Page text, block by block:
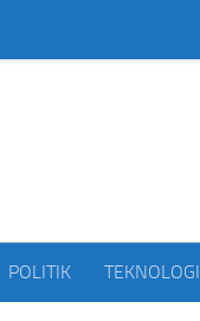
POLITIK TEKNOLOGI